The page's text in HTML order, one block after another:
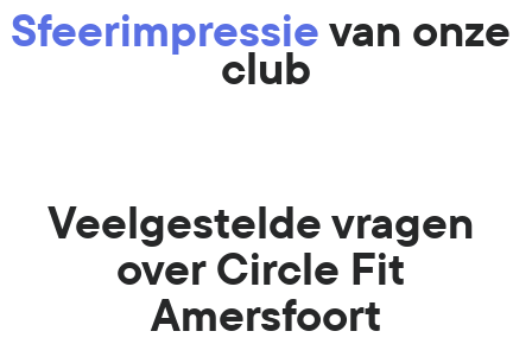
Sfeerimpressie van onze
club
Veelgestelde vragen
over Circle Fit
Amersfoort